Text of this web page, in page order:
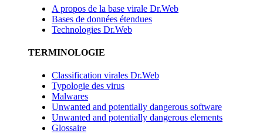
A propos de la base virale Dr.Web
Bases de données étendues
Technologies Dr.Web
TERMINOLOGIE
Classification virales Dr.Web
Typologie des virus
Malwares
Unwanted and potentially dangerous software
Unwanted and potentially dangerous elements
Glossaire